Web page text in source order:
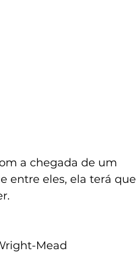
a chegada de um
entre eles, ela terá que
Mead